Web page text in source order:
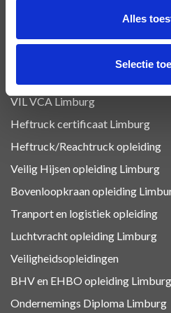
Alles
Selectie
VIL VCA Limburg
Heftruck certificaat Limburg
Heftruck/Reachtruck opleiding
Veilig Hijsen opleiding Limburg
Bovenloopkraan opleiding
Tranport en logistiek opleiding
Luchtvrachtopleiding Limburg
Veiligheidsopleidingen
BHV en EHBO opleiding Limburg
Ondernemings Diploma Limburg